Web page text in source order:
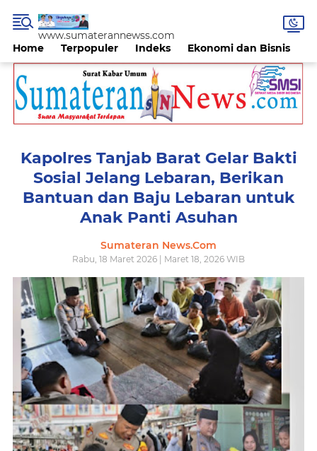
Home Terpopuler Indeks Ekonomi dan Bisnis
www.sumaterannewss.com
Kapolres Tanjab Barat Gelar Bakti
Sosial Jelang Lebaran, Berikan
Bantuan dan Baju Lebaran untuk
Anak Panti Asuhan
Sumateran News.Com
Rabu, 18 Maret 2026 | Maret 18, 2026 WIB